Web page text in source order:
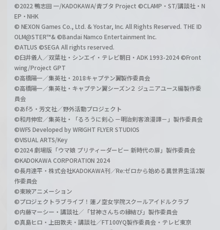
©2022 鴨志田 一/KADOKAWA/青ブタ Project ©CLAMP・ST/講談社・N
EP・NHK
© NEXON Games Co., Ltd. & Yostar, Inc. All Rights Reserved. THE ID
OLM@STER™& ©Bandai Namco Entertainment Inc.
©ATLUS ©SEGA All rights reserved.
©臼井儀人／双葉社・シンエイ・テレビ朝日・ADK 1993-2024 ©Front
wing/Project GPT
©高橋陽一／集英社・2018キャプテン翼製作委員会
©高橋陽一／集英社・キャプテン翼シーズン２ ジュニアユース編製作委
員会
©あfろ・芳文社／野外活動プロジェクト
©和月伸宏／集英社・「るろうに剣心 －明治剣客浪漫譚－」製作委員会
©WFS Developed by WRIGHT FLYER STUDIOS
©VISUAL ARTS/Key
©2024 劇場版「ウマ娘 プリティーダービー 新時代の扉」製作委員会
©KADOKAWA CORPORATION 2024
©長月達平・株式会社KADOKAWA刊／Re:ゼロから始める異世界生活2製
作委員会
©東映アニメーション
©プロジェクトラブライブ！蓮ノ空女学院スクールアイドルクラブ
©内藤マーシー・講談社／「甘神さんちの縁結び」製作委員会
©真島ヒロ・上田敦夫・講談社／FT100YQ製作委員会・テレビ東京